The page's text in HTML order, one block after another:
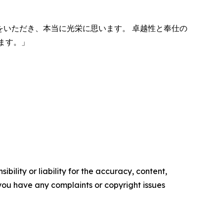
ただき、本当に光栄に思います。 卓越性と奉仕の
。」
or liability for the accuracy, content,
have any complaints or copyright issues